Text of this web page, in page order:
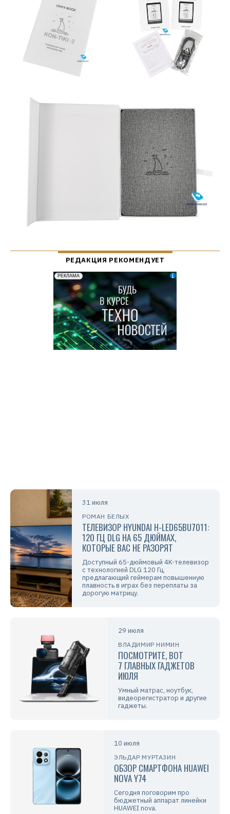
31 июля
РОМАН БЕЛЫХ
ТЕЛЕВИЗОР HYUNDAI H-LED65BU7011:
120 ГЦ DLG НА 65 ДЮЙМАХ,
КОТОРЫЕ ВАС НЕ РАЗОРЯТ
Доступный 65-дюймовый 4K-телевизор
с технологией DLG 120 Гц,
предлагающий геймерам повышенную
плавность в играх без переплаты за
дорогую матрицу.
29 июля
ВЛАДИМИР НИМИН
ПОСМОТРИТЕ, ВОТ
7 ГЛАВНЫХ ГАДЖЕТОВ
ИЮЛЯ
Умный матрас, ноутбук,
видеорегистратор и другие
гаджеты.
10 июля
ЭЛЬДАР МУРТАЗИН
ОБЗОР СМАРТФОНА HUAWEI
NOVA Y74
Сегодня поговорим про
бюджетный аппарат линейки
HUAWEI nova.